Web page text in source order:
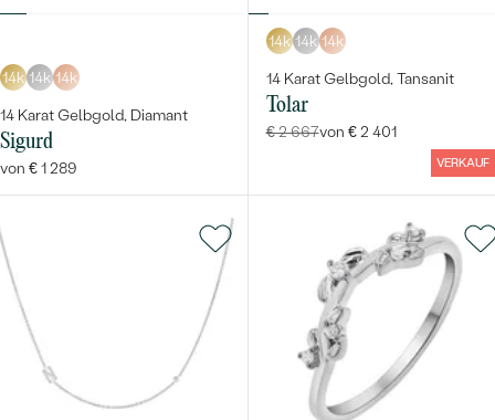
14k 14k 14k
14 Karat Gelbgold, Diamant
Sigurd
von € 1 289
14k 14k 14k
14 Karat Gelbgold, Tansanit
Tolar
€ 2 667von € 2 401
VERKAUF